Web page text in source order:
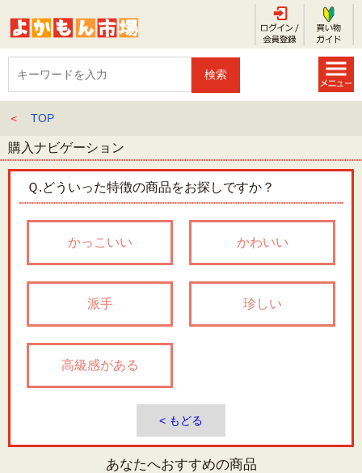
＜ TOP
購入ナビゲーション
Ｑ.どういった特徴の商品をお探しですか？
かっこいい かわいい
派手 珍しい
高級感がある
< もどる
あなたへおすすめの商品